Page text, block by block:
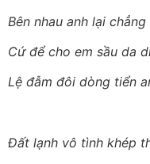
Bên nhau anh lại
Cứ để cho em sầu da
Lệ đẫm đôi dòng tiển
Đất lạnh vô tình khép